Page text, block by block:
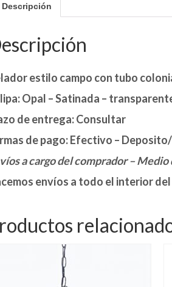
Descripción
estilo campo con tubo
Opal – Satinada –
de entrega: Consultar
de pago: Efectivo –
a cargo del comprador –
envíos a todo el interior